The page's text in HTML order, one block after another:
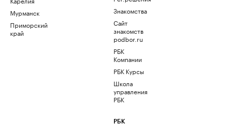
Мурманск
Приморский
край
Знакомства
Сайт
знакомств
podbor.ru
РБК
Компании
РБК Курсы
Школа
управления
РБК
РБК